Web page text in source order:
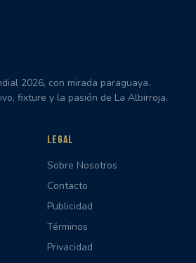
2026, con mirada paraguaya.
fixture y la pasión de La Albirroja.
LEGAL
Sobre Nosotros
Contacto
Publicidad
Términos
Privacidad